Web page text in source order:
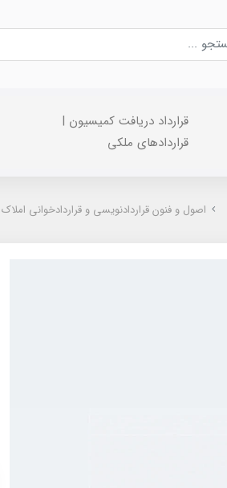
قرارداد دریافت کمیسیون |
قراردادهای ملکی
اصول و فنون قراردادنویسی و قراردادخوانی املاک